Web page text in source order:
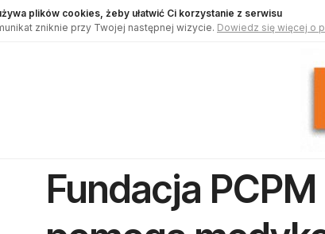
plików cookies, żeby ułatwić Ci korzystanie z serwisu
zniknie przy Twojej następnej wizycie. Dowiedz się więcej o
Fundacja